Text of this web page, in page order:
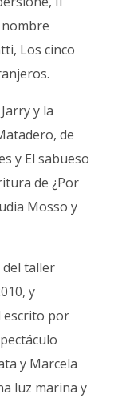
Los cinco
y la
de
y El sabueso
de ¿Por
Mosso y
taller
y
escrito por
y Marcela
luz marina y